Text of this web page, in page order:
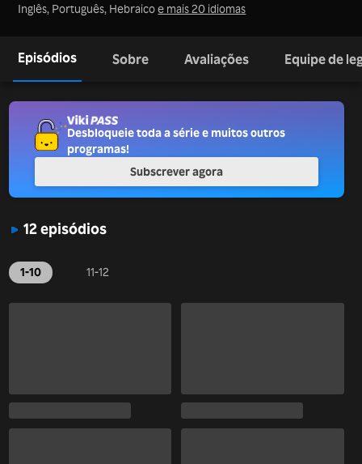
Inglês, Português, Hebraicoe mais 20 idiomas
Episódios Sobre Avaliações Equipe de
12 episódios
1-10 11-12
Desbloqueie toda a série e muitos outros
programas!
Subscrever agora